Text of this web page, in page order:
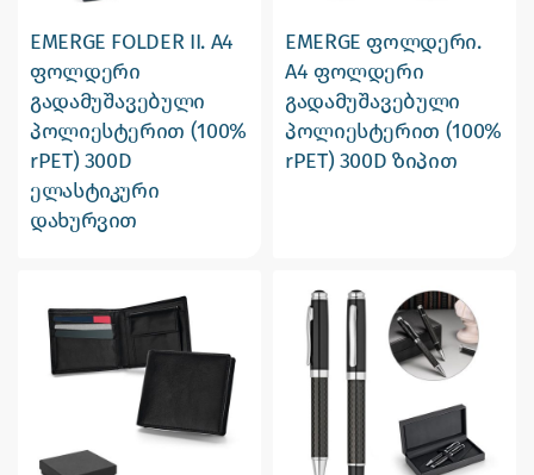
EMERGE FOLDER II. A4
ფოლდერი
გადამუშავებული
პოლიესტერით (100%
rPET) 300D
ელასტიკური
დახურვით
EMERGE ფოლდერი.
A4 ფოლდერი
გადამუშავებული
პოლიესტერით (100%
rPET) 300D ზიპით